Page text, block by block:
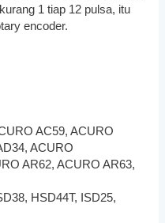
1 tiap 12 pulsa, itu
encoder.
AC59, ACURO
ACURO
AR62, ACURO AR63,
HSD44T, ISD25,